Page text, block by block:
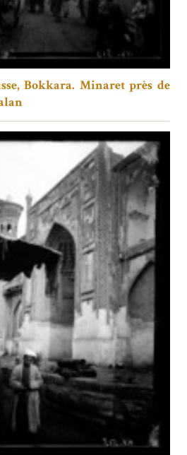
Bokkara. Minaret près de